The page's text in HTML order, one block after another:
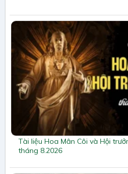
Tài liệu Hoa Mân Côi và Hội
tháng 8.2026